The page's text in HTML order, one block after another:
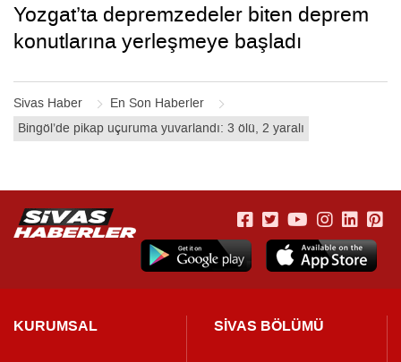
Sivas Haber
En Son Haberler
Bingöl’de pikap uçuruma yuvarlandı: 3 ölü, 2 yaralı
Yozgat’ta depremzedeler biten deprem
konutlarına yerleşmeye başladı
KURUMSAL SİVAS BÖLÜMÜ